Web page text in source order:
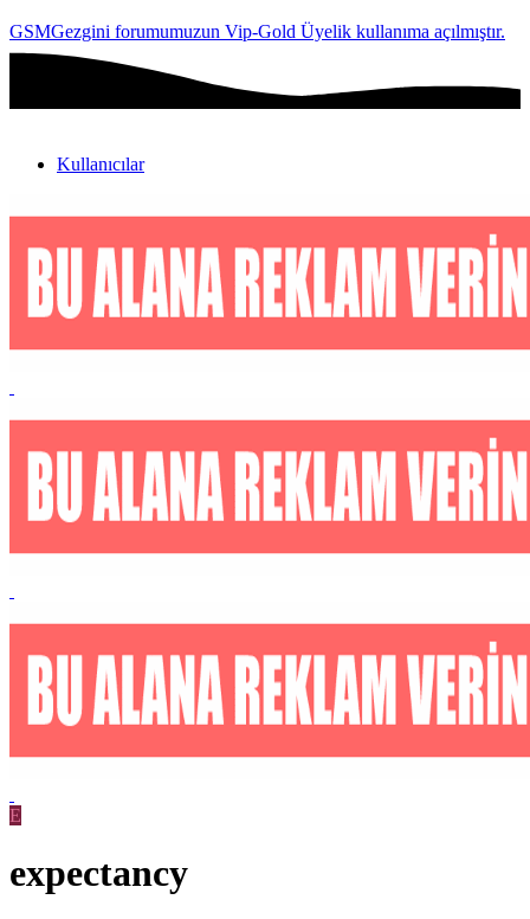
GSMGezgini forumumuzun Vip-Gold Üyelik kullanıma açılmıştır.
Kullanıcılar
E
expectancy